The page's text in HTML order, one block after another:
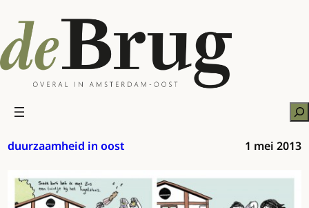
naar
de
inhoud
duurzaamheid in oost 1 mei 2013